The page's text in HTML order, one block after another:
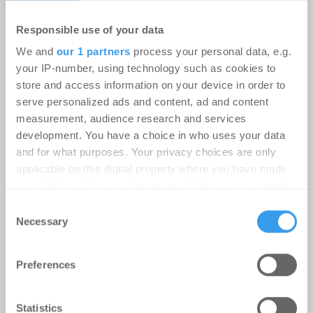
Responsible use of your data
We and our 1 partners process your personal data, e.g.
your IP-number, using technology such as cookies to
store and access information on your device in order to
serve personalized ads and content, ad and content
measurement, audience research and services
development. You have a choice in who uses your data
and for what purposes. Your privacy choices are only
applicable on this digital property where you have made
the Privacy trigger icon.
Find out more about how your personal data is processed
and set your preferences in the
We use cookies to personalise content and ads, to
Selection
Necessary
Preferences
Statistics
Instone Group: Starker operativer
Cashflow in H1; geopolitische
Unsicherheitsfaktoren dämpfen die
registriert, erstellen Sie sich jetzt Ihren